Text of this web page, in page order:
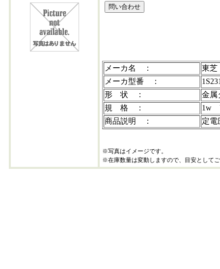
メーカ名 ：
東芝
メーカ型番 ：
形 状 ：
金属
規 格 ：
1w
商品説明 ：
定電
※写真はイメージです。
※在庫数量は変動しますので、目安として